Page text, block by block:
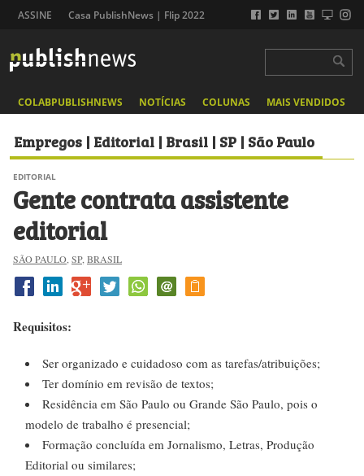
ASSINE Casa PublishNews | Flip 2022
COLABPUBLISHNEWS NOTÍCIAS COLUNAS MAIS VENDIDOS
Empregos | Editorial | Brasil | SP | São Paulo
EDITORIAL
Gente contrata assistente
editorial
SÃO PAULO SP, BRASIL
Requisitos:
Ser organizado e cuidadoso com as tarefas/atribuições;
Ter domínio em revisão de textos;
Residência em São Paulo ou Grande São Paulo, pois o
modelo de trabalho é presencial;
Formação concluída em Jornalismo, Letras, Produção
Editorial ou similares;